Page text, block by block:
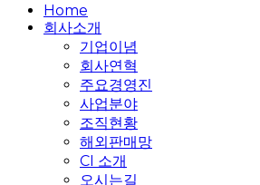
Close
Menu
Home
회사소개
기업이념
회사연혁
주요경영진
사업분야
조직현황
해외판매망
CI 소개
오시는길